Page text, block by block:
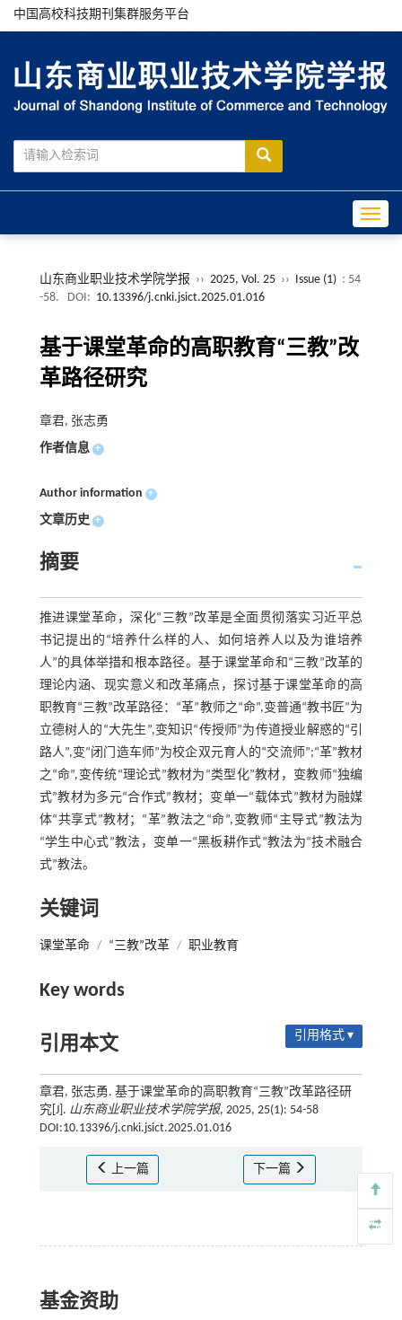
中国高校科技期刊集群服务平台
山东商业职业技术学院学报 ›› 2025, Vol. 25 ›› Issue (1) : 54
-58.
DOI: 10.13396/j.cnki.jsict.2025.01.016
基于课堂革命的高职教育“三教”改
革路径研究
章君, 张志勇
作者信息 +
Author information +
文章历史 +
摘要
推进课堂革命，深化“三教”改革是全面贯彻落实习近平总
书记提出的“培养什么样的人、如何培养人以及为谁培养
人”的具体举措和根本路径。基于课堂革命和“三教”改革的
理论内涵、现实意义和改革痛点，探讨基于课堂革命的高
职教育“三教”改革路径：“革”教师之“命”,变普通“教书匠”为
立德树人的“大先生”,变知识“传授师”为传道授业解惑的“引
路人”,变“闭门造车师”为校企双元育人的“交流师”;“革”教材
之“命”,变传统“理论式”教材为“类型化”教材，变教师“独编
式”教材为多元“合作式”教材；变单一“载体式”教材为融媒
体“共享式”教材；“革”教法之“命”,变教师“主导式”教法为
“学生中心式”教法，变单一“黑板耕作式”教法为“技术融合
式”教法。
关键词
课堂革命 / “三教”改革 / 职业教育
Key words
引用本文 引用格式 ▾
章君, 张志勇. 基于课堂革命的高职教育“三教”改革路径研
究[J]. 山东商业职业技术学院学报, 2025, 25(1): 54-58
DOI:10.13396/j.cnki.jsict.2025.01.016
上一篇 下一篇
基金资助